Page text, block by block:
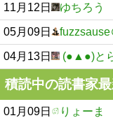
11月12日 ゆちろう
05月09日 fuzzsause
04月13日 (●▲●)と
積読中の読書家
01月09日 りょーま